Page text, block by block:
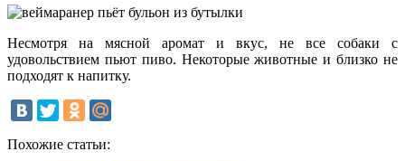
Несмотря на мясной аромат и вкус, не все собаки с
удовольствием пьют пиво. Некоторые животные и близко не
подходят к напитку.
Похожие статьи: